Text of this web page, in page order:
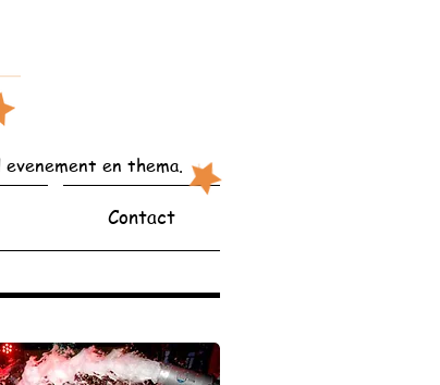
Contact
en thema.